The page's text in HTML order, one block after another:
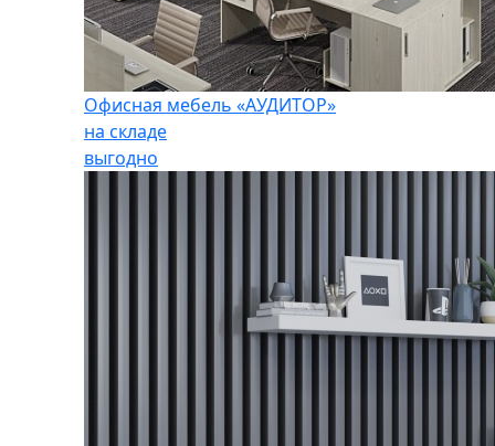
Офисная мебель «АУДИТОР»
на складе
выгодно